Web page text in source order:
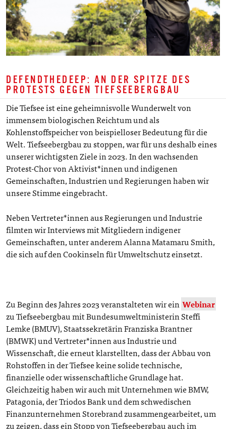
DEFENDTHEDEEP: AN DER SPITZE DES
PROTESTS GEGEN TIEFSEEBERGBAU
Die Tiefsee ist eine geheimnisvolle Wunderwelt von
immensem biologischen Reichtum und als
Kohlenstoffspeicher von beispielloser Bedeutung für die
Welt. Tiefseebergbau zu stoppen, war für uns deshalb eines
unserer wichtigsten Ziele in 2023. In den wachsenden
Protest-Chor von Aktivist*innen und indigenen
Gemeinschaften, Industrien und Regierungen haben wir
unsere Stimme eingebracht.
Neben Vertreter*innen aus Regierungen und Industrie
filmten wir Interviews mit Mitgliedern indigener
Gemeinschaften, unter anderem Alanna Matamaru Smith,
die sich auf den Cookinseln für Umweltschutz einsetzt.
Zu Beginn des Jahres 2023 veranstalteten wir ein Webinar
zu Tiefseebergbau mit Bundesumweltministerin Steffi
Lemke (BMUV), Staatssekretärin Franziska Brantner
(BMWK) und Vertreter*innen aus Industrie und
Wissenschaft, die erneut klarstellten, dass der Abbau von
Rohstoffen in der Tiefsee keine solide technische,
finanzielle oder wissenschaftliche Grundlage hat.
Gleichzeitig haben wir auch mit Unternehmen wie BMW,
Patagonia, der Triodos Bank und dem schwedischen
Finanzunternehmen Storebrand zusammengearbeitet, um
zu zeigen, dass ein Stopp von Tiefseebergbau auch im